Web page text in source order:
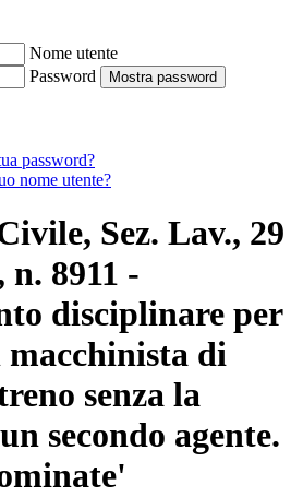
Nome utente
Password
Mostra password
password?
nome utente?
Sez. Lav., 29
n. 8911 -
disciplinare per
di
senza la
secondo agente.